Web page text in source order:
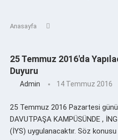
Anasayfa
25 Temmuz 2016'da
Duyuru
Admin 14 Temmuz 2016
25 Temmuz 2016 Pazartesi
DAVUTPAŞA KAMPÜSÜNDE ,
(İYS) uygulanacaktır. Söz